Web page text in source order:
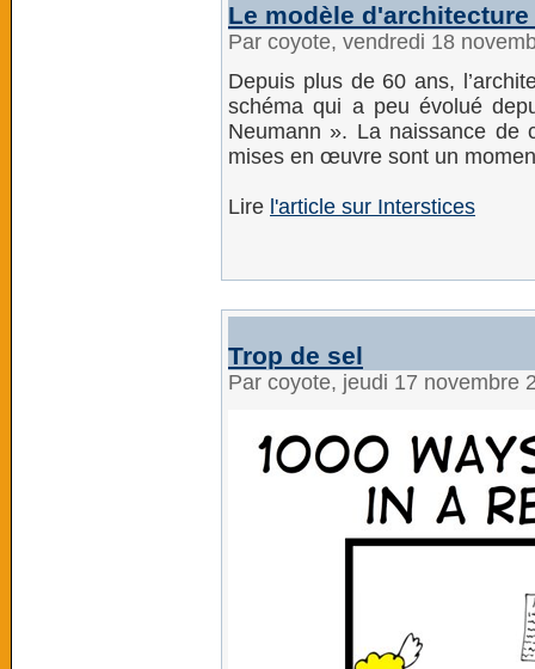
Le modèle
Par coyote, vendredi 18
Depuis plus de 60 ans,
schéma qui a peu évolué
Neumann ». La naissance de
mises en œuvre sont un
Lire l'article sur Interstices
Trop de sel
Par coyote, jeudi 17 novembre